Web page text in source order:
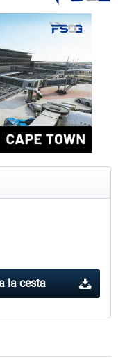
FSDG - Accra MSFS
la cesta